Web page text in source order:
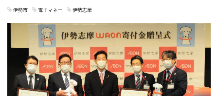
伊勢市 電子マネー 伊勢志摩